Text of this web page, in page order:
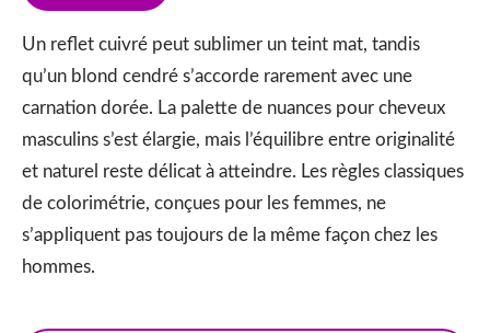
Un reflet cuivré peut sublimer un teint mat, tandis
qu’un blond cendré s’accorde rarement avec une
carnation dorée. La palette de nuances pour cheveux
masculins s’est élargie, mais l’équilibre entre originalité
et naturel reste délicat à atteindre. Les règles classiques
de colorimétrie, conçues pour les femmes, ne
s’appliquent pas toujours de la même façon chez les
hommes.